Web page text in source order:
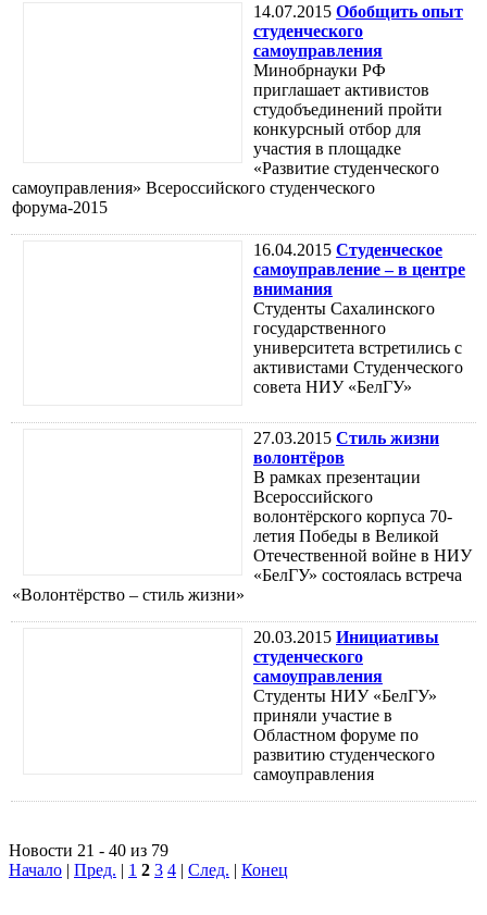
14.07.2015 Обобщить опыт
студенческого
самоуправления
Минобрнауки РФ
приглашает активистов
студобъединений пройти
конкурсный отбор для
участия в площадке
«Развитие студенческого
самоуправления» Всероссийского студенческого
форума-2015
16.04.2015 Студенческое
самоуправление – в центре
внимания
Студенты Сахалинского
государственного
университета встретились с
активистами Студенческого
совета НИУ «БелГУ»
27.03.2015 Стиль жизни
волонтёров
В рамках презентации
Всероссийского
волонтёрского корпуса 70-
летия Победы в Великой
Отечественной войне в НИУ
«БелГУ» состоялась встреча
«Волонтёрство – стиль жизни»
20.03.2015 Инициативы
студенческого
самоуправления
Студенты НИУ «БелГУ»
приняли участие в
Областном форуме по
развитию студенческого
самоуправления
Новости 21 - 40 из 79
Начало | Пред. | 1 2 3 4 | След. | Конец